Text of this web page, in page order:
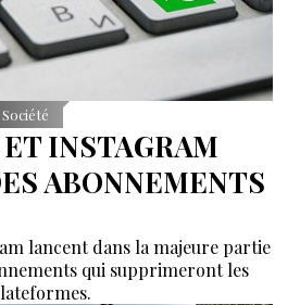
Société
INSTAGRAM
ABONNEMENTS
lancent dans la majeure partie
qui supprimeront les